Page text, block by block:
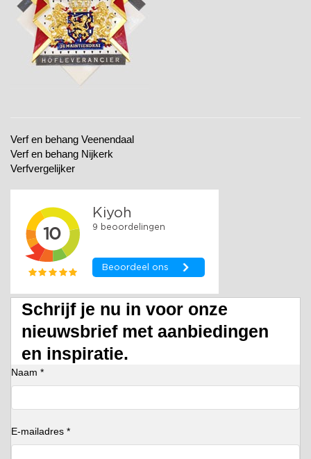
Verf en behang Veenendaal
Verf en behang Nijkerk
Verfvergelijker
Schrijf je nu in voor onze
nieuwsbrief met aanbiedingen
en inspiratie.
Naam *
E-mailadres *